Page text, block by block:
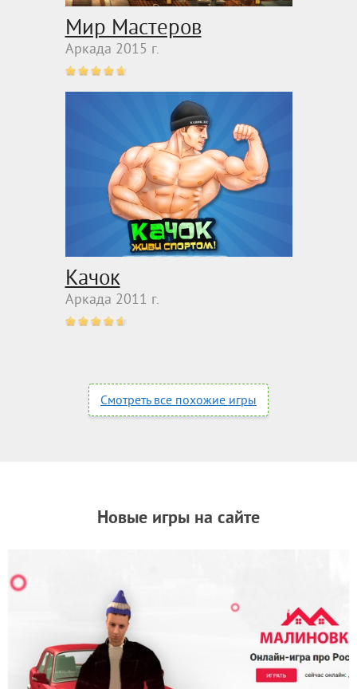
Мир Мастеров
Аркада 2015 г.
Качок
Аркада 2011 г.
Смотреть все похожие игры
Новые игры на сайте